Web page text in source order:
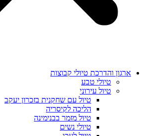
ארגון והדרכת טיולי קבוצות
טיולי טבע
טיול עירוני
טיול עם שחקנית בזכרון יעקב
הליכה לקיסריה
טיול מזמר בבנימינה
טיולי נשים